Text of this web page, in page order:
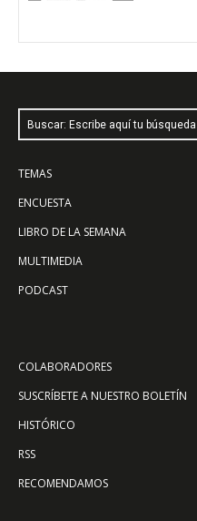
Buscar: Escribe aquí tu búsqueda
TEMAS
ENCUESTA
LIBRO DE LA SEMANA
MULTIMEDIA
PODCAST
COLABORADORES
SUSCRÍBETE A NUESTRO BOLETÍN
HISTÓRICO
RSS
RECOMENDAMOS